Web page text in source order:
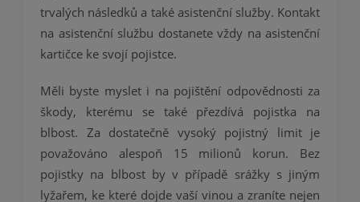
trvalých následků a také asistenční služby. Kontakt
na asistenční službu dostanete vždy na asistenční
kartičce ke svojí pojistce.
Měli byste myslet i na pojištění odpovědnosti za
škody, kterému se také přezdívá pojistka na
blbost. Za dostatečně vysoký pojistný limit je
považováno alespoň 15 milionů korun. Bez
pojistky na blbost by v případě srážky s jiným
lyžařem, ke které dojde vaší vinou a zraníte nejen